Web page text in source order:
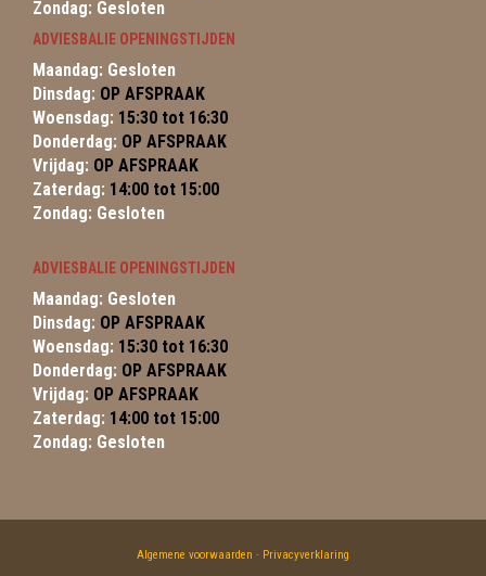
Zondag: Gesloten
ADVIESBALIE OPENINGSTIJDEN
Maandag: Gesloten
Dinsdag: OP AFSPRAAK
Woensdag: 15:30 tot 16:30
Donderdag: OP AFSPRAAK
Vrijdag: OP AFSPRAAK
Zaterdag: 14:00 tot 15:00
Zondag: Gesloten
ADVIESBALIE OPENINGSTIJDEN
Maandag: Gesloten
Dinsdag: OP AFSPRAAK
Woensdag: 15:30 tot 16:30
Donderdag: OP AFSPRAAK
Vrijdag: OP AFSPRAAK
Zaterdag: 14:00 tot 15:00
Zondag: Gesloten
Algemene voorwaarden - Privacyverklaring